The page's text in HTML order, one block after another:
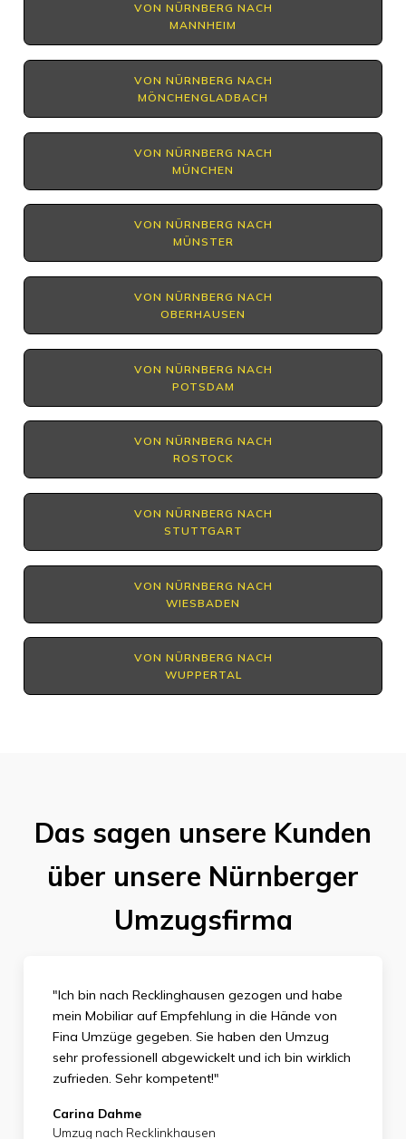
VON NÜRNBERG NACH
MANNHEIM
VON NÜRNBERG NACH
MÖNCHENGLADBACH
VON NÜRNBERG NACH
MÜNCHEN
VON NÜRNBERG NACH
MÜNSTER
VON NÜRNBERG NACH
OBERHAUSEN
VON NÜRNBERG NACH
POTSDAM
VON NÜRNBERG NACH
ROSTOCK
VON NÜRNBERG NACH
STUTTGART
VON NÜRNBERG NACH
WIESBADEN
VON NÜRNBERG NACH
WUPPERTAL
Das sagen unsere Kunden
über unsere Nürnberger
Umzugsfirma
"Ich bin nach Recklinghausen gezogen und habe
mein Mobiliar auf Empfehlung in die Hände von
Fina Umzüge gegeben. Sie haben den Umzug
sehr professionell abgewickelt und ich bin wirklich
zufrieden. Sehr kompetent!"
Carina Dahme
Umzug nach Recklinkhausen